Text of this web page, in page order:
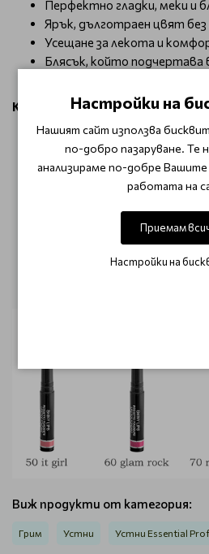
Перфектно гладки, меки и
Ярък, дълготраен цвят без
Усещане за лекота и
Блясък, който подчертава
Как да използвам?
Нанесете Essential Shiny
устните.
Следвайте естествената
За по-интензивен резултат
допълнителен слой.
Може да комбинирате с
съвършен контур и
Виж продукти от категория:
Грим Устни Устни Essential
Настройки на
Нашият сайт използва
по-добро пазаруване. Те
анализираме по-добре
работата на
Приемам
Настройки на